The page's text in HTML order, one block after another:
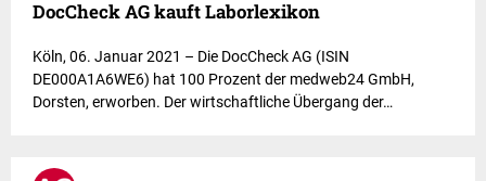
DocCheck AG kauft Laborlexikon
Köln, 06. Januar 2021 – Die DocCheck AG (ISIN
DE000A1A6WE6) hat 100 Prozent der medweb24 GmbH,
Dorsten, erworben. Der wirtschaftliche Übergang der…